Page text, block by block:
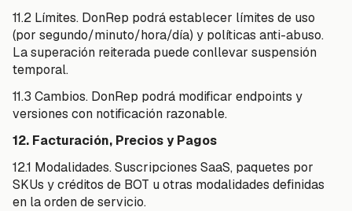
11.2 Límites. DonRep podrá establecer límites de uso
(por segundo/minuto/hora/día) y políticas anti-abuso.
La superación reiterada puede conllevar suspensión
temporal.
11.3 Cambios. DonRep podrá modificar endpoints y
versiones con notificación razonable.
12. Facturación, Precios y Pagos
12.1 Modalidades. Suscripciones SaaS, paquetes por
SKUs y créditos de BOT u otras modalidades definidas
en la orden de servicio.